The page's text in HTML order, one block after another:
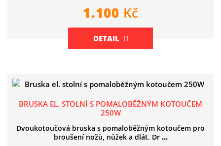
1.100 Kč
DETAIL
BRUSKA EL. STOLNÍ S POMALOBĚŽNÝM KOTOUČEM
250W
Dvoukotoučová bruska s pomaloběžným kotoučem pro
broušení nožů, nůžek a dlát. Dr ...